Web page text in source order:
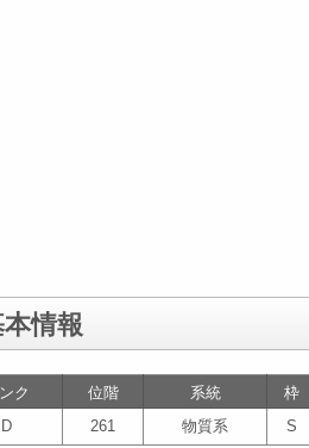
情報
ク 位階 系統 枠
D
261 物質系 S